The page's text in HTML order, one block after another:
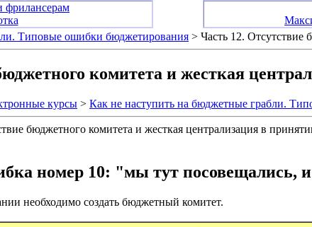
фрилансерам
Типовые ошибки бюджетирования > Часть 12. Отсутствие
комитета и жесткая
курсы > Как не наступить на бюджетные грабли.
бюджетного комитета и жесткая централизация в
номер 10: "мы тут посовещались,
необходимо создать бюджетный комитет.